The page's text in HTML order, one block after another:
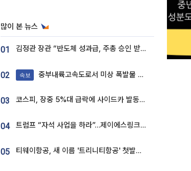
많이 본 뉴스
01 김정관 장관 “반도체 성과급, 주총 승인 받도록”…상법·자본시장법 개정 시사
02 속보 중부내륙고속도로서 미상 폭발물 발견
03 코스피, 장중 5%대 급락에 사이드카 발동…삼성·SK 동반 폭락
04 트럼프 “자석 사업을 하라”…제이에스링크, 비중국 영구자석 공급망 구축 속도
05 티웨이항공, 새 이름 '트리니티항공' 첫발…SSC 전략 본격화